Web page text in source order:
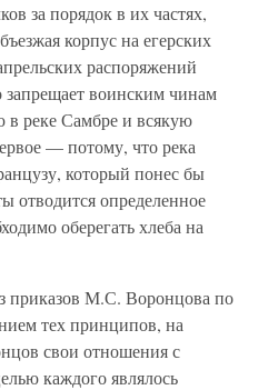
за порядок в их частях,
корпус на егерских
распоряжений
воинским чинам
в реке Самбре и всякую
— потому, что река
который понес бы
отводится определенное
оберегать хлеба на
приказов М.С. Воронцова по
тех принципов, на
свои отношения с
каждого являлось